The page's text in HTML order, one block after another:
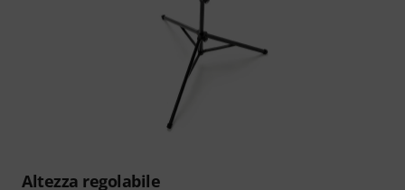
Altezza regolabile